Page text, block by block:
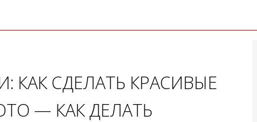
КАК СДЕЛАТЬ КРАСИВЫЕ
— КАК ДЕЛАТЬ